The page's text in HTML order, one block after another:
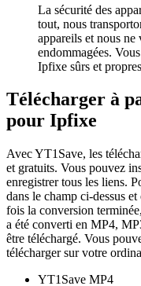
La sécurité des
tout, nous
appareils et nous ne
endommagées.
Ipfixe sûrs et
Télécharger à
pour Ipfixe
Avec YT1Save, les
et gratuits. Vous pouvez
enregistrer tous les liens.
dans le champ ci-dessus
fois la conversion
a été converti en MP4,
être téléchargé. Vous
télécharger sur votre
YT1Save MP4